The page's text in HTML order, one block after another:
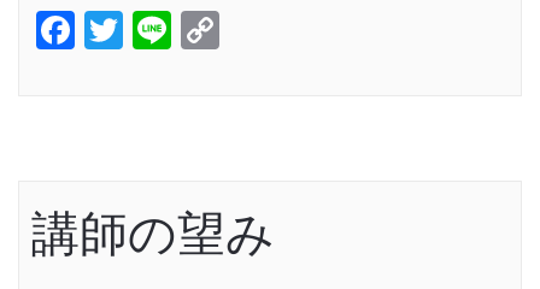
Facebook
Twitter
Line
講師の望み